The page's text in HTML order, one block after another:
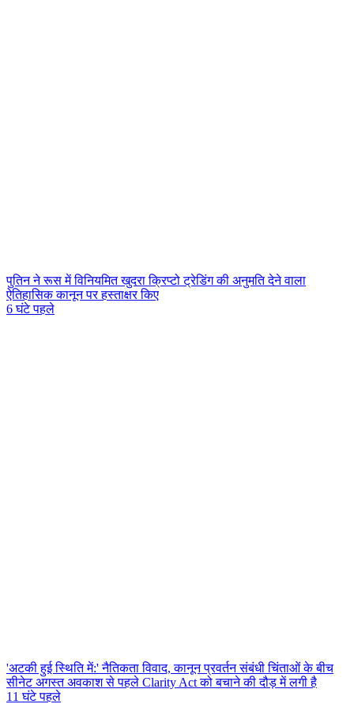
पुतिन ने रूस में विनियमित खुदरा क्रिप्टो ट्रेडिंग की अनुमति देने वाला
ऐतिहासिक कानून पर हस्ताक्षर किए
6 घंटे पहले
'अटकी हुई स्थिति में:' नैतिकता विवाद, कानून प्रवर्तन संबंधी चिंताओं के बीच
सीनेट अगस्त अवकाश से पहले Clarity Act को बचाने की दौड़ में लगी है
11 घंटे पहले